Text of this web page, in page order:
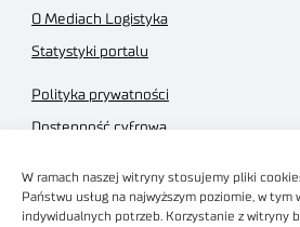
W ramach naszej witryny stosujemy pliki
Państwu usług na najwyższym poziomie, w
indywidualnych potrzeb. Korzystanie z witryny
O Mediach Logistyka
Statystyki portalu
Polityka prywatności
Dostępność cyfrowa
Regulamin sklepu